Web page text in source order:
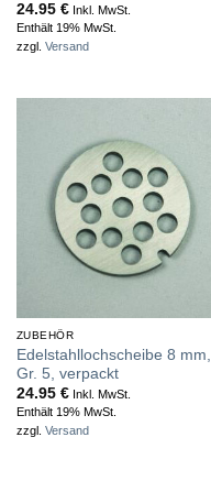
24.95 €Inkl. MwSt.
Enthält 19% MwSt.
zzgl. Versand
ZUBEHÖR
Edelstahllochscheibe 8 mm,
Gr. 5, verpackt
24.95 €Inkl. MwSt.
Enthält 19% MwSt.
zzgl. Versand